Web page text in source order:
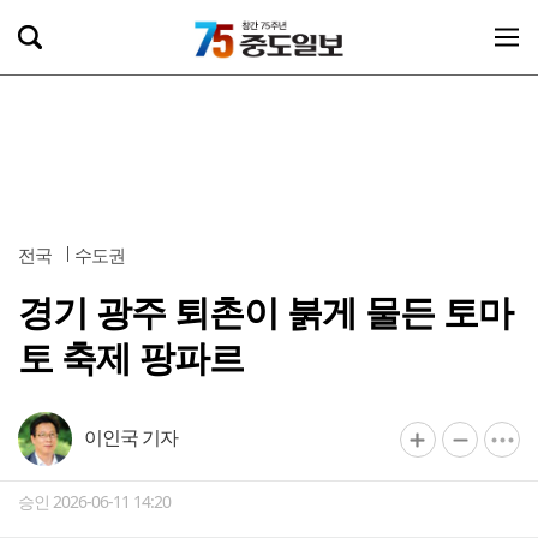
전국 수도권
경기 광주 퇴촌이 붉게 물든 토마
토 축제 팡파르
이인국 기자
승인 2026-06-11 14:20